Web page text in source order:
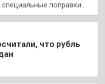
поправки…
что рубль